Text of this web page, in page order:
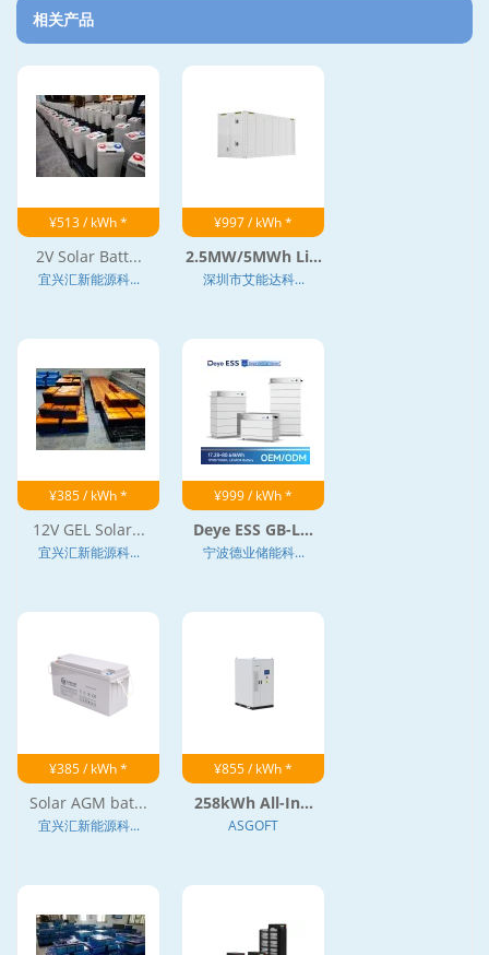
相关产品
¥513 / kWh *
2V Solar Batt...
宜兴汇新能源科...
¥997 / kWh *
2.5MW/5MWh Li...
深圳市艾能达科...
¥385 / kWh *
12V GEL Solar...
宜兴汇新能源科...
¥999 / kWh *
Deye ESS GB-L...
宁波德业储能科...
¥385 / kWh *
Solar AGM bat...
宜兴汇新能源科...
¥855 / kWh *
258kWh All-In...
ASGOFT